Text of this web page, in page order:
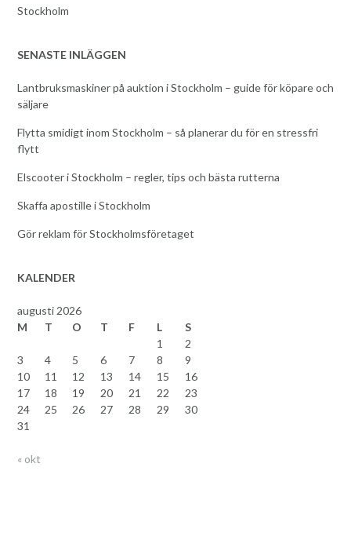
Stockholm
SENASTE INLÄGGEN
Lantbruksmaskiner på auktion i Stockholm – guide för köpare och
säljare
Flytta smidigt inom Stockholm – så planerar du för en stressfri
flytt
Elscooter i Stockholm – regler, tips och bästa rutterna
Skaffa apostille i Stockholm
Gör reklam för Stockholmsföretaget
KALENDER
augusti 2026
M
T O T F L
S
1
2
3
4 5 6 7 8
9
10
11 12 13 14 15
16
17
18 19 20 21 22
23
24
25 26 27 28 29
30
31
« okt